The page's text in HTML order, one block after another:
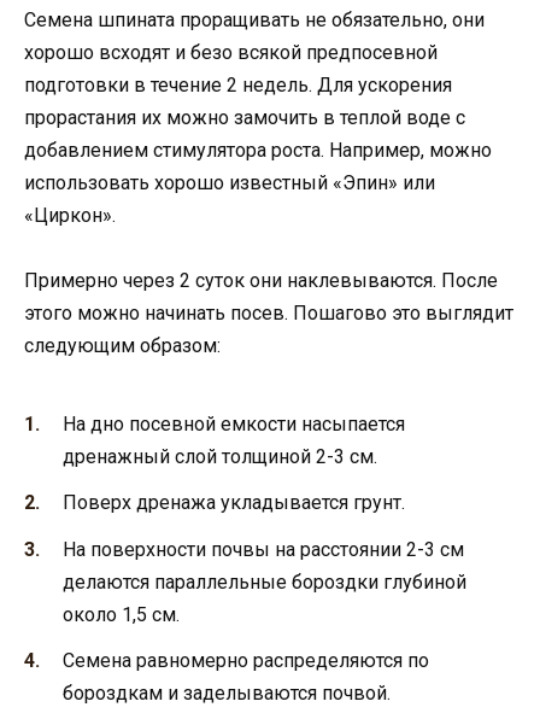
Семена шпината проращивать не обязательно, они
хорошо всходят и безо всякой предпосевной
подготовки в течение 2 недель. Для ускорения
прорастания их можно замочить в теплой воде с
добавлением стимулятора роста. Например, можно
использовать хорошо известный «Эпин» или
«Циркон».
Примерно через 2 суток они наклевываются. После
этого можно начинать посев. Пошагово это выглядит
следующим образом:
На дно посевной емкости насыпается
дренажный слой толщиной 2-3 см.
Поверх дренажа укладывается грунт.
На поверхности почвы на расстоянии 2-3 см
делаются параллельные бороздки глубиной
около 1,5 см.
Семена равномерно распределяются по
бороздкам и заделываются почвой.